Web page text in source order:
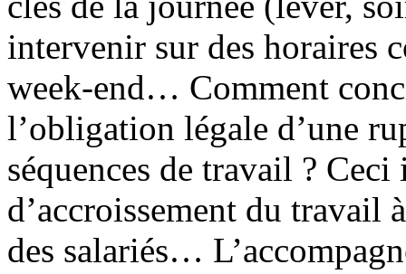
intervenir sur des horaires
week-end… Comment
l’obligation légale d’une
séquences de travail ?
d’accroissement du travail
des salariés…